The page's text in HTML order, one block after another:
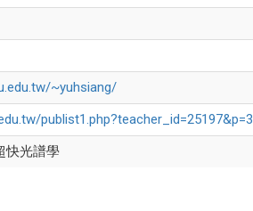
~yuhsiang/
publist1.php?teacher_id=25197&p=3
快光譜學